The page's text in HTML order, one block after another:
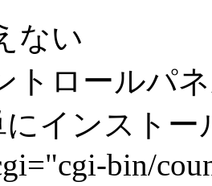
ない
トロールパ
にインスト
bin/